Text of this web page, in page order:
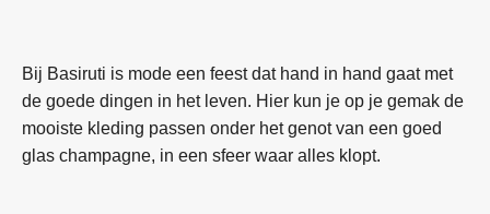
Bij Basiruti is mode een feest dat hand in hand gaat met
de goede dingen in het leven. Hier kun je op je gemak de
mooiste kleding passen onder het genot van een goed
glas champagne, in een sfeer waar alles klopt.